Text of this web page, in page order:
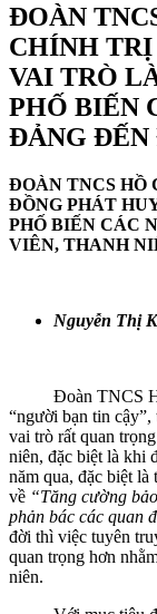
ĐOÀN
CHÍNH
VAI TRÒ
PHỐ BIẾN
ĐẢNG ĐẾN
ĐOÀN TNCS HỒ
ĐỒNG PHÁT
PHỐ BIẾN CÁC
VIÊN, THANH
Nguyễn Thị
Đoàn TNCS Hồ
“người bạn tin
vai trò rất quan
niên, đặc biệt là khi
năm qua, đặc biệt
về “Tăng cường
phản bác các quan
đời thì việc tuyên
quan trọng hơn
niên.